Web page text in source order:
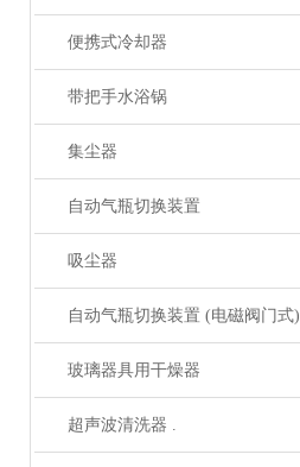
便携式冷却器
带把手水浴锅
集尘器
自动气瓶切换装置
吸尘器
自动气瓶切换装置 (电磁阀门式)
玻璃器具用干燥器
超声波清洗器 .